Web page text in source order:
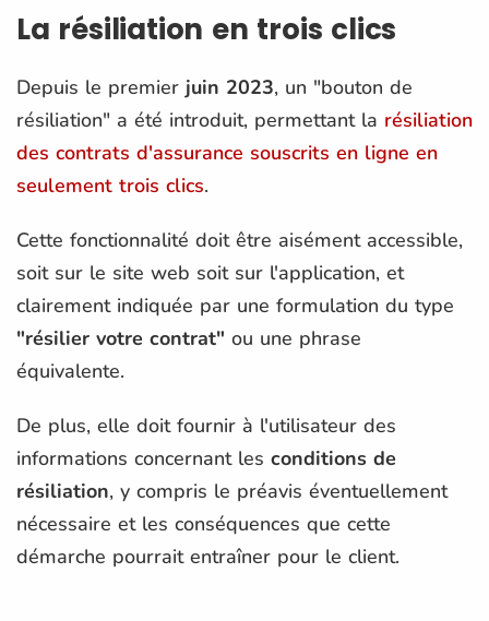
La résiliation en trois clics
Depuis le premier juin 2023, un "bouton de
résiliation" a été introduit, permettant la résiliation
des contrats d'assurance souscrits en ligne en
seulement trois clics.
Cette fonctionnalité doit être aisément accessible,
soit sur le site web soit sur l'application, et
clairement indiquée par une formulation du type
"résilier votre contrat" ou une phrase
équivalente.
De plus, elle doit fournir à l'utilisateur des
informations concernant les conditions de
résiliation, y compris le préavis éventuellement
nécessaire et les conséquences que cette
démarche pourrait entraîner pour le client.